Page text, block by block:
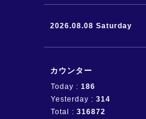
2026.08.08 Saturday
カウンター
Today : 186
Yesterday : 314
Total : 316872